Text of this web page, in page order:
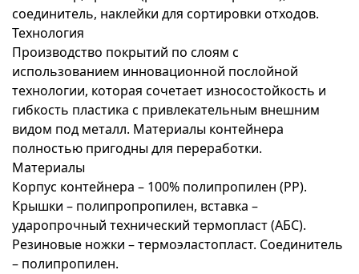
соединитель, наклейки для сортировки отходов.
Технология
Производство покрытий по слоям с
использованием инновационной послойной
технологии, которая сочетает износостойкость и
гибкость пластика с привлекательным внешним
видом под металл. Материалы контейнера
полностью пригодны для переработки.
Материалы
Корпус контейнера – 100% полипропилен (PP).
Крышки – полипропропилен, вставка –
ударопрочный технический термопласт (АБС).
Резиновые ножки – термоэластопласт. Соединитель
– полипропилен.